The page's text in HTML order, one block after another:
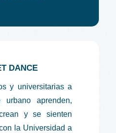
DANCE
y universitarias a
aprenden,
y se sienten
la Universidad a